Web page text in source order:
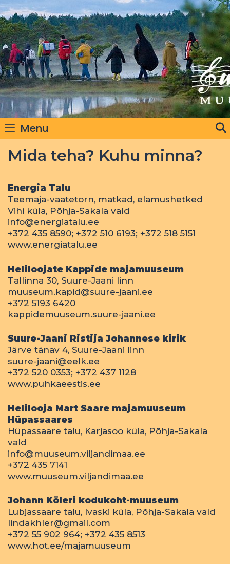
Skip
to
content
Menu
Mida teha? Kuhu minna?
Energia Talu
Teemaja-vaatetorn, matkad, elamushetked
Vihi küla, Põhja-Sakala vald
info@energiatalu.ee
+372 435 8590; +372 510 6193; +372 518 5151
www.energiatalu.ee
Heliloojate Kappide majamuuseum
Tallinna 30, Suure-Jaani linn
muuseum.kapid@suure-jaani.ee
+372 5193 6420
kappidemuuseum.suure-jaani.ee
Suure-Jaani Ristija Johannese kirik
Järve tänav 4, Suure-Jaani linn
suure-jaani@eelk.ee
+372 520 0353; +372 437 1128
www.puhkaeestis.ee
Helilooja Mart Saare majamuuseum
Hüpassaares
Hüpassaare talu, Karjasoo küla, Põhja-Sakala
vald
info@muuseum.viljandimaa.ee
+372 435 7141
www.muuseum.viljandimaa.ee
Johann Köleri kodukoht-muuseum
Lubjassaare talu, Ivaski küla, Põhja-Sakala vald
lindakhler@gmail.com
+372 55 902 964; +372 435 8513
www.hot.ee/majamuuseum